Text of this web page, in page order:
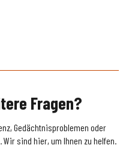
Fragen?
Gedächtnisproblemen oder
sind hier, um Ihnen zu helfen.